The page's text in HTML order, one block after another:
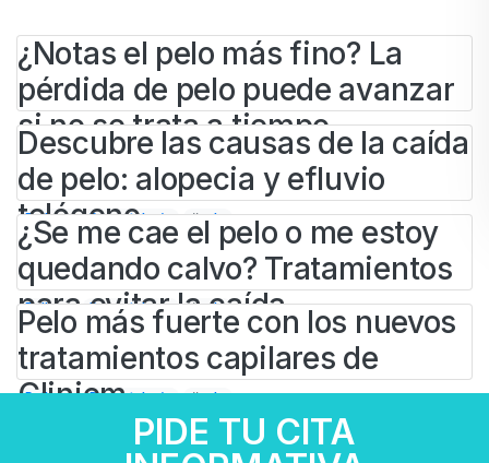
¿Notas el pelo más fino? La
pérdida de pelo puede avanzar
si no se trata a tiempo
BYIVAN
8 DE JULIO DE 2026
Belleza Dermatología #pelo
Descubre las causas de la caída
de pelo: alopecia y efluvio
telógeno
BYIVAN
17 DE JUNIO DE 2026
Belleza Dermatología #pelo
¿Se me cae el pelo o me estoy
quedando calvo? Tratamientos
para evitar la caída
BYIVAN
20 DE FEBRERO DE 2026
Belleza Dermatología #pelo
Pelo más fuerte con los nuevos
tratamientos capilares de
Cliniem
PIDE TU CITA